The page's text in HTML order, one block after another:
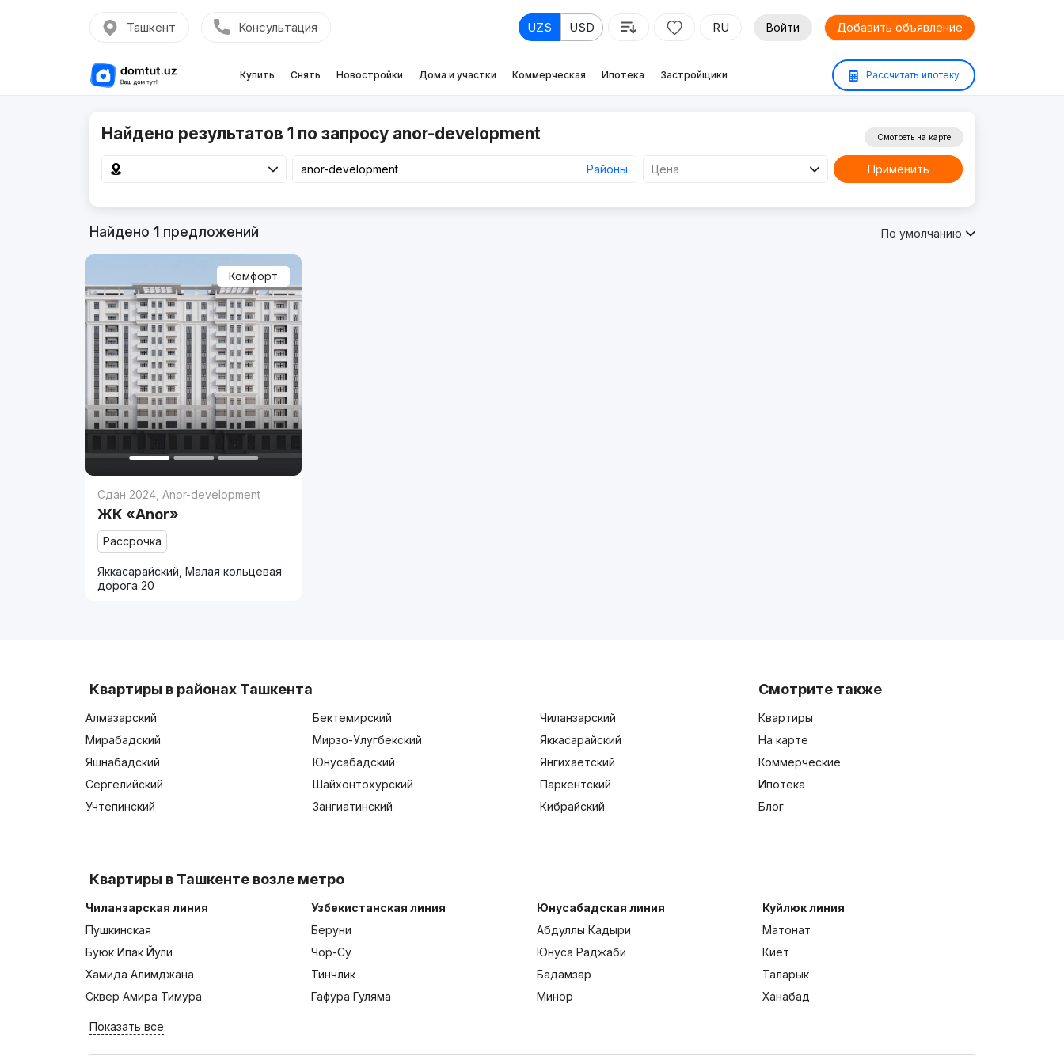
Ташкент Консультация UZS USD RU Войти Добавить объявление
Купить Снять Новостройки Дома и участки Коммерческая Ипотека Застройщики Рассчитать ипотеку
Найдено результатов 1 по запросу anor-development
Районы Цена
Смотреть на карте
Применить
Найдено 1предложений По умолчанию
Комфорт
Сдан 2024 ,Anor-development
ЖК «Anor»
Рассрочка
Яккасарайский, Малая кольцевая
дорога 20
Квартиры в районах Ташкента
Алмазарский Бектемирский
Чиланзарский
Мирабадский
Мирзо-Улугбекский
Яккасарайский
Яшнабадский
Юнусабадский
Янгихаётский
Сергелийский
Шайхонтохурский
Паркентский
Учтепинский
Зангиатинский Кибрайский
Смотрите также
Квартиры
На карте
Коммерческие
Ипотека
Блог
Квартиры в Ташкенте возле метро
Чиланзарская линия
Пушкинская
Буюк Ипак Йули
Хамида Алимджана
Сквер Амира Тимура
Узбекистанская линия
Беруни
Чор-Су
Тинчлик
Гафура Гуляма
Юнусабадская линия
Абдуллы Кадыри
Юнуса Раджаби
Бадамзар
Минор
Куйлюк линия
Матонат
Киёт
Таларык
Ханабад
Показать все